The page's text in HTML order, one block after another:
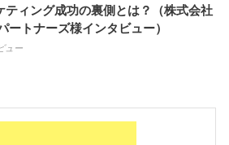
ティング成功の裏側とは？（株式会社
ートナーズ様インタビュー）
ュー